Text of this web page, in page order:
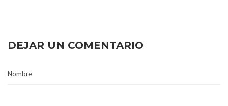
DEJAR UN COMENTARIO
Nombre